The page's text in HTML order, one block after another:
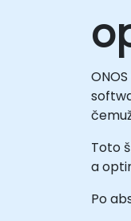
Toto
a
Po